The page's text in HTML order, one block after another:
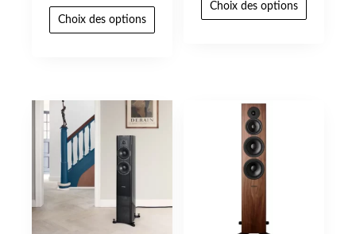
Choix des options
Choix des options